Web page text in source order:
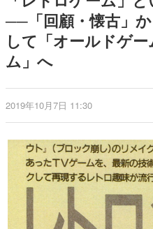
赫本
この物語を解いて
の形をした短編ホ
これからのデジタ
の姿を追い、彼ら
ゲームに多大な影
日本のコンテンツ
画です。
日本モバイルゲ
日本のモバイルゲ
ルを網羅するほか
解説を掲載。約20
──「回顧・懐古」
して「オールドゲ
ム」へ
2019年10月7日 11:30